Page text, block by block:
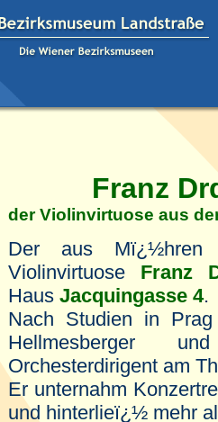
Franz
der Violinvirtuose aus
Der aus Mï¿½hren
Violinvirtuose
Franz
Haus Jacquingasse 4.
Nach Studien in
Hellmesberger
Orchesterdirigent am
Er unternahm
und hinterlieï¿½ mehr